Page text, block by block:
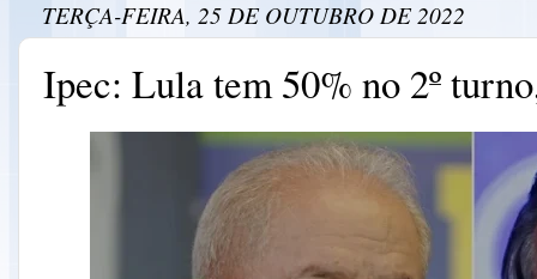
TERÇA-FEIRA, 25 DE OUTUBRO DE 2022
Ipec: Lula tem 50% no 2º